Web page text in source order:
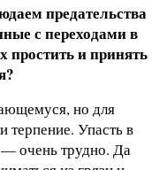
предательства
с переходами в
простить и принять
но для
терпение. Упасть в
— очень трудно. Да